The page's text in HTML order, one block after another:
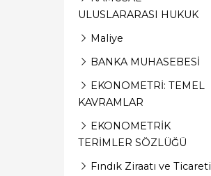
ULUSLARARASI HUKUK
Maliye
BANKA MUHASEBESİ
EKONOMETRİ: TEMEL
KAVRAMLAR
EKONOMETRİK
TERİMLER SÖZLÜĞÜ
Fındık Ziraatı ve Ticareti